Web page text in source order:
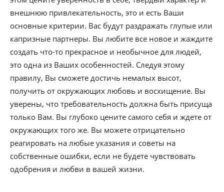
внешнюю привлекательность, это и есть Ваши
основные критерии. Вас будут раздражать глупые или
капризные партнеры. Вы любите все новое и жаждите
создать что-то прекрасное и необычное для людей,
это одна из Ваших особенностей. Следуя этому
правилу, Вы сможете достичь немалых высот,
получить от окружающих любовь и восхищение. Вы
уверены, что требовательность должна быть присуща
только Вам. Вы глубоко цените самого себя и ждете от
окружающих того же. Вы можете отрицательно
реагировать на любые указания и советы на
собственные ошибки, если не будете чувствовать
одобрения и любви в вашей жизни.